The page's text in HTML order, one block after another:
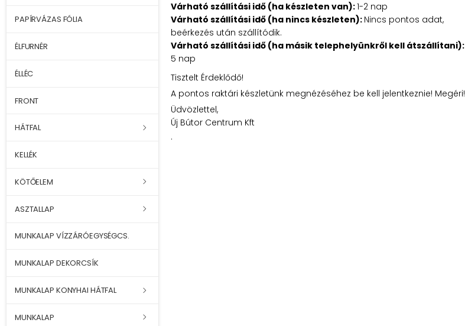
PAPÍRVÁZAS FÓLIA
ÉLFURNÉR
ÉLLÉC
FRONT
HÁTFAL
KELLÉK
KÖTŐELEM
ASZTALLAP
MUNKALAP VÍZZÁRÓEGYSÉGCS.
MUNKALAP DEKORCSÍK
MUNKALAP KONYHAI HÁTFAL
MUNKALAP
Várható szállítási idő (ha készleten van):1-2 nap
Várható szállítási idő (ha nincs készleten): Nincs pontos adat,
beérkezés után szállítódik.
Várható szállítási idő (ha másik telephelyünkről kell átszállítani):
5 nap
Tisztelt Érdeklődő!
A pontos raktári készletünk megnézéséhez be kell jelentkeznie! Megéri!
Üdvözlettel,
Új Bútor Centrum Kft
.